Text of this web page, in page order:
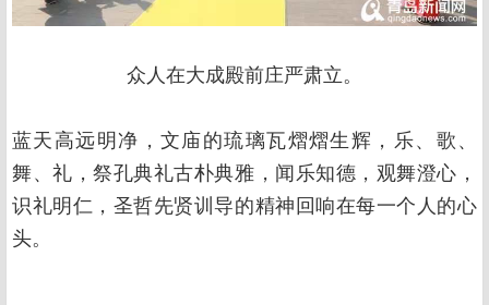
众人在大成殿前庄严肃立。
蓝天高远明净，文庙的琉璃瓦熠熠生辉，乐、歌、
舞、礼，祭孔典礼古朴典雅，闻乐知德，观舞澄心，
识礼明仁，圣哲先贤训导的精神回响在每一个人的心
头。